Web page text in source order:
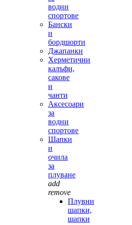
водни
спортове
Бански
и
бордшорти
Джапанки
Херметични
калъфи,
сакове
и
чанти
Аксесоари
за
водни
спортове
Шапки
и
очила
за
плуване
add
remove
Плувни
шапки,
шапки